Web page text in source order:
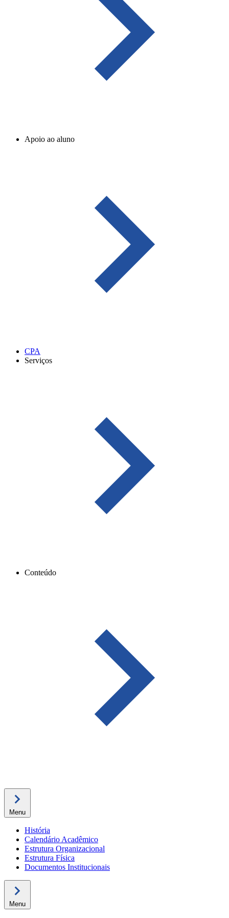
Apoio ao aluno
CPA
Serviços
Conteúdo
Menu
História
Calendário Acadêmico
Estrutura Organizacional
Estrutura Física
Documentos Institucionais
Menu